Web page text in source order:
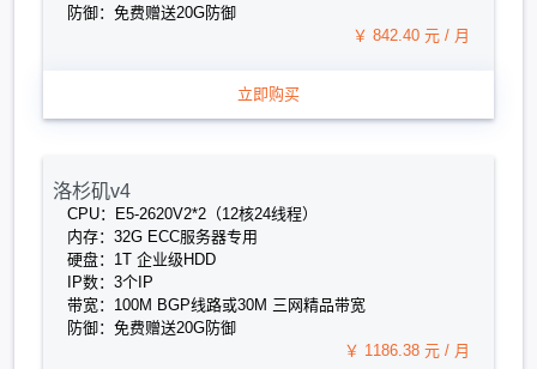
防御：免费赠送20G防御
￥ 842.40 元 / 月
立即购买
洛杉矶v4
CPU：E5-2620V2*2（12核24线程）
内存：32G ECC服务器专用
硬盘：1T 企业级HDD
IP数：3个IP
带宽：100M BGP线路或30M 三网精品带宽
防御：免费赠送20G防御
￥ 1186.38 元 / 月